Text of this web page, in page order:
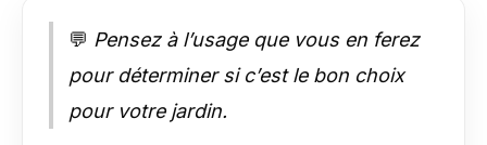
💬 Pensez à l’usage que vous en ferez
pour déterminer si c’est le bon choix
pour votre jardin.